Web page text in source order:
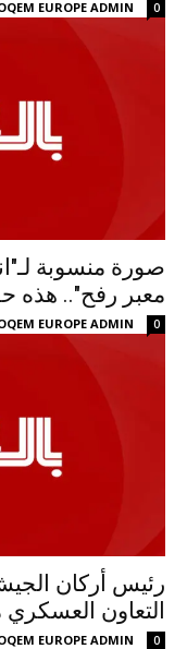
EUROPE ADMIN 0
صورة منسوبة
معبر رفح".. هذه
EUROPE ADMIN 0
رئيس أركان
التعاون
EUROPE ADMIN 0